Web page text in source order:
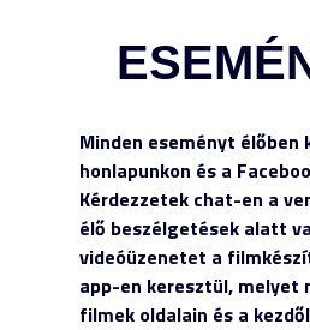
Minden eseményt
honlapunkon és a
Kérdezzetek chat-en a
élő beszélgetések alatt
videóüzenetet a
app-en keresztül, melyet
filmek oldalain és a